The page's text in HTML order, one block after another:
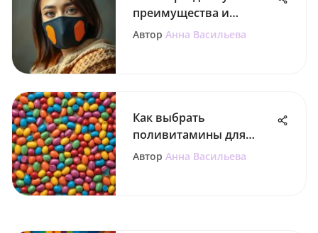
преимущества и
рекомендации
Автор Анна Васильева
Как выбрать
поливитамины для
детей для иммунитета
Автор Анна Васильева